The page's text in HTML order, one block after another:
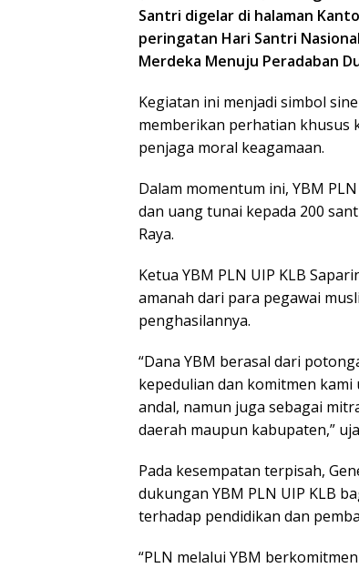
Santri digelar di halaman
peringatan Hari Santri
Merdeka Menuju Peradaban
Kegiatan ini menjadi simbol
memberikan perhatian khusus
penjaga moral keagamaan.
Dalam momentum ini, YBM
dan uang tunai kepada 200
Raya.
Ketua YBM PLN UIP KLB
amanah dari para pegawai
penghasilannya.
“Dana YBM berasal dari
kepedulian dan komitmen
andal, namun juga sebagai
daerah maupun kabupaten,”
Pada kesempatan terpisah,
dukungan YBM PLN UIP KLB
terhadap pendidikan dan
“PLN melalui YBM